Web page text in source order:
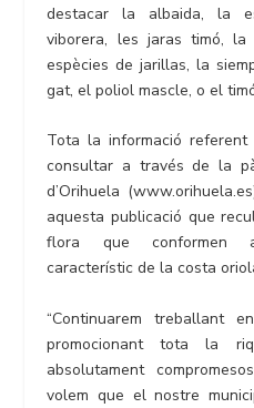
destacar la albaida, la
viborera, les jaras timó,
espècies de jarillas, la
gat, el poliol mascle, o el
Tota la informació
consultar a través de la
d’Orihuela
aquesta publicació que
flora que conformen
característic de la costa
“Continuarem treballant
promocionant tota la
absolutament
volem que el nostre